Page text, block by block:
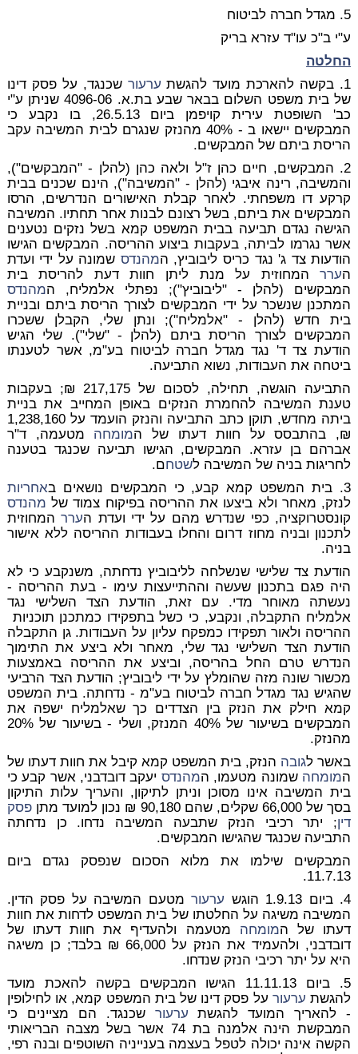
5. מגדל חברה לביטוח
ע"י ב"כ עו"ד עזרא בריק
החלטה
1. בקשה להארכת מועד להגשת
ערעור שכנגד, על פסק דינו
של בית משפט השלום בבאר שבע בת.א. 4096-06 שניתן ע"י
כב' השופטת עירית קויפמן ביום 26.5.13, בו נקבע כי
המבקשים יישאו ב - 40% מהנזק שנגרם לבית המשיבה עקב
הריסת ביתם של המבקשים.
2. המבקשים, חיים כהן ז"ל ולאה כהן (להלן - "המבקשים"),
והמשיבה, רינה איבגי (להלן - "המשיבה"), הינם שכנים בבית
קרקע דו משפחתי. לאחר קבלת האישורים הנדרשים, הרסו
המבקשים את ביתם, בשל רצונם לבנות אחר תחתיו. המשיבה
הגישה נגדם תביעה בבית המשפט קמא בשל נזקים נטענים
אשר נגרמו לביתה, בעקבות ביצוע ההריסה. המבקשים הגישו
הודעות צד ג' נגד כריס ליבוביץ, המהנדס שמונה על ידי ועדת
העררהמחוזית על מנת ליתן חוות דעת להריסת בית
המבקשים (להלן - "ליבוביץ"); נפתלי אלמליח, המהנדס
המתכנן שנשכר על ידי המבקשים לצורך הריסת ביתם ובניית
בית חדש (להלן - "אלמליח"); ונתן שלי, הקבלן ששכרו
המבקשים לצורך הריסת ביתם (להלן - "שלי"). שלי הגיש
הודעת צד ד' נגד מגדל חברה לביטוח בע"מ, אשר לטענתו
ביטחה את העבודות, נשוא התביעה.
התביעה הוגשה, תחילה, לסכום של 217,175 ₪; בעקבות
טענת המשיבה להחמרת הנזקים באופן המחייב את בניית
ביתה מחדש, תוקן כתב התביעה והנזק הועמד על 1,238,160
₪, בהתבסס על חוות דעתו של המומחה מטעמה, ד"ר
אברהם בן עזרא. המבקשים, הגישו תביעה שכנגד בטענה
לחריגות בניה של המשיבה לשטחם.
3. בית המשפט קמא קבע, כי המבקשים נושאים ב
אחריות
לנזק, מאחר ולא ביצעו את ההריסה בפיקוח צמוד של מהנדס
קונסטרוקציה, כפי שנדרש מהם על ידי ועדת העררהמחוזית
לתכנון ובניה מחוז דרום והחלו בעבודות ההריסה ללא אישור
בניה.
הודעת צד שלישי שנשלחה לליבוביץ נדחתה, משנקבע כי לא
היה פגם בתכנון שעשה וההתייעצות עימו - בעת ההריסה -
נעשתה מאוחר מדי. עם זאת, הודעת הצד השלישי נגד
אלמליח התקבלה, ונקבע, כי כשל בתפקידו כמתכנן תוכניות
ההריסה ולאור תפקידו כמפקח עליון על העבודות. גן התקבלה
הודעת הצד השלישי נגד שלי, מאחר ולא ביצע את התימוך
הנדרש טרם החל בהריסה, וביצע את ההריסה באמצעות
מכשור שונה מזה שהומלץ על ידי ליבוביץ; הודעת הצד הרביעי
שהגיש נגד מגדל חברה לביטוח בע"מ - נדחתה. בית המשפט
קמא חילק את הנזק בין הצדדים כך שאלמליח ישפה את
המבקשים בשיעור של 40% המנזק, ושלי - בשיעור של 20%
מהנזק.
באשר לגובה הנזק, בית המשפט קמא קיבל את חוות דעתו של
המומחה שמונה מטעמו, המהנדס יעקב דובדבני, אשר קבע כי
בית המשיבה אינו מסוכן וניתן לתיקון, והעריך עלות התיקון
בסך של 66,000 שקלים, שהם 90,180 ₪ נכון למועד מתן
פסק
דין; יתר רכיבי הנזק שתבעה המשיבה נדחו. כן נדחתה
התביעה שכנגד שהגישו המבקשים.
המבקשים שילמו את מלוא הסכום שנפסק נגדם ביום
11.7.13.
4. ביום 1.9.13 הוגש
ערעורמטעם המשיבה על פסק הדין.
המשיבה משיגה על החלטתו של בית המשפט לדחות את חוות
דעתו של המומחה מטעמה ולהעדיף את חוות דעתו של
דובדבני, ולהעמיד את הנזק על 66,000 ₪ בלבד; כן משיגה
היא על יתר רכיבי הנזק שנדחו.
5. ביום 11.11.13 הגישו המבקשים בקשה להאכת מועד
להגשת ערעור על פסק דינו של בית המשפט קמא, או לחילופין
- להאריך המועד להגשת ערעור שכנגד. הם מציינים כי
המבקשת הינה אלמנה בת 74 אשר בשל מצבה הבריאותי
הקשה אינה יכולה לטפל בעצמה בענייניה השוטפים ובנה רפי,